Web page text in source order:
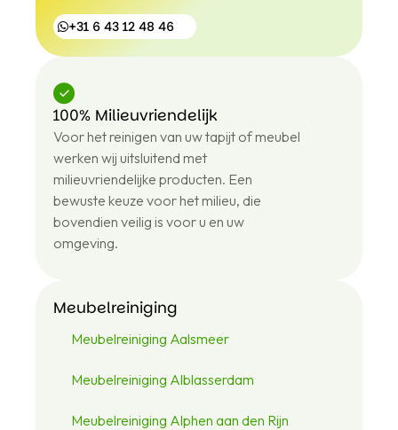
+31 6 43 12 48 46
+31
6
43
12
48
46
100% Milieuvriendelijk
Voor het reinigen van uw tapijt of meubel
werken wij uitsluitend met
milieuvriendelijke producten. Een
bewuste keuze voor het milieu, die
bovendien veilig is voor u en uw
omgeving.
Meubelreiniging
Meubelreiniging Aalsmeer
Meubelreiniging Alblasserdam
Meubelreiniging Alphen aan den Rijn